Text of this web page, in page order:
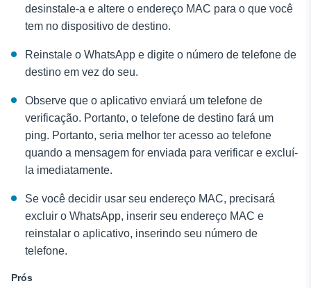
desinstale-a e altere o endereço MAC para o que você
tem no dispositivo de destino.
Reinstale o WhatsApp e digite o número de telefone de
destino em vez do seu.
Observe que o aplicativo enviará um telefone de
verificação. Portanto, o telefone de destino fará um
ping. Portanto, seria melhor ter acesso ao telefone
quando a mensagem for enviada para verificar e excluí-
la imediatamente.
Se você decidir usar seu endereço MAC, precisará
excluir o WhatsApp, inserir seu endereço MAC e
reinstalar o aplicativo, inserindo seu número de
telefone.
Prós